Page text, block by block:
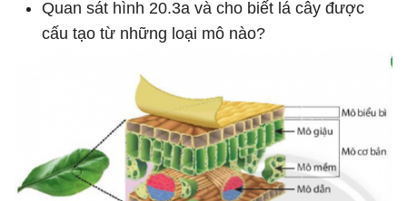
Quan sát hình 20.3a và cho biết lá cây được
cấu tạo từ những loại mô nào?